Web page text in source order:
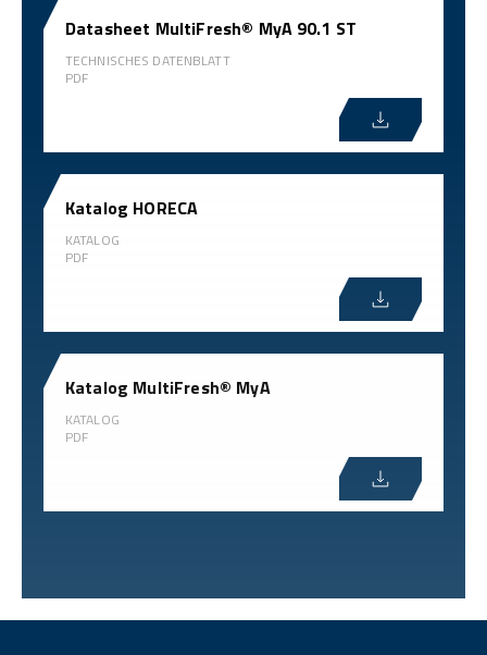
Datasheet MultiFresh® MyA 90.1 ST
TECHNISCHES DATENBLATT
PDF
Katalog HORECA
KATALOG
PDF
Katalog MultiFresh® MyA
KATALOG
PDF